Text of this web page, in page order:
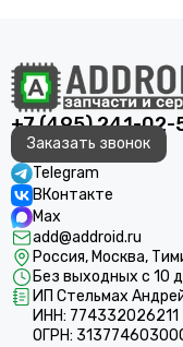
+7 (495) 241-02-
Заказать звонок
Telegram
ВКонтакте
Max
add@addroid.ru
Россия, Москва,
Без выходных с 10
ИП Стельмах
ИНН: 774332026211
ОГРН: